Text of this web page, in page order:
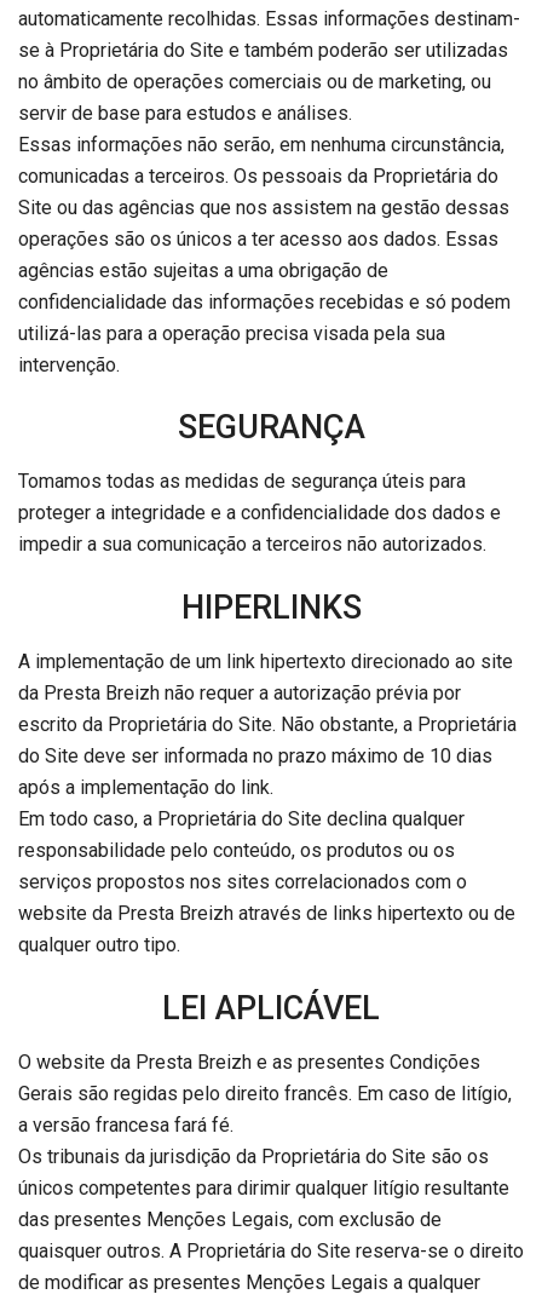
automaticamente recolhidas. Essas informações destinam-
se à Proprietária do Site e também poderão ser utilizadas
no âmbito de operações comerciais ou de marketing, ou
servir de base para estudos e análises.
Essas informações não serão, em nenhuma circunstância,
comunicadas a terceiros. Os pessoais da Proprietária do
Site ou das agências que nos assistem na gestão dessas
operações são os únicos a ter acesso aos dados. Essas
agências estão sujeitas a uma obrigação de
confidencialidade das informações recebidas e só podem
utilizá-las para a operação precisa visada pela sua
intervenção.
SEGURANÇA
Tomamos todas as medidas de segurança úteis para
proteger a integridade e a confidencialidade dos dados e
impedir a sua comunicação a terceiros não autorizados.
HIPERLINKS
A implementação de um link hipertexto direcionado ao site
da Presta Breizh não requer a autorização prévia por
escrito da Proprietária do Site. Não obstante, a Proprietária
do Site deve ser informada no prazo máximo de 10 dias
após a implementação do link.
Em todo caso, a Proprietária do Site declina qualquer
responsabilidade pelo conteúdo, os produtos ou os
serviços propostos nos sites correlacionados com o
website da Presta Breizh através de links hipertexto ou de
qualquer outro tipo.
LEI APLICÁVEL
O website da Presta Breizh e as presentes Condições
Gerais são regidas pelo direito francês. Em caso de litígio,
a versão francesa fará fé.
Os tribunais da jurisdição da Proprietária do Site são os
únicos competentes para dirimir qualquer litígio resultante
das presentes Menções Legais, com exclusão de
quaisquer outros. A Proprietária do Site reserva-se o direito
de modificar as presentes Menções Legais a qualquer